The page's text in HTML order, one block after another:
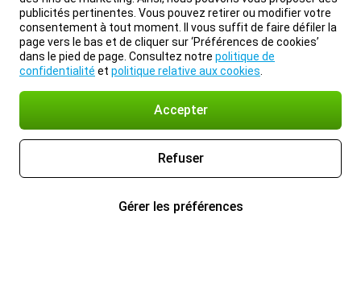
publicités pertinentes. Vous pouvez retirer ou modifier votre
consentement à tout moment. Il vous suffit de faire défiler la
page vers le bas et de cliquer sur ‘Préférences de cookies’
dans le pied de page. Consultez notre politique de
confidentialité et politique relative aux cookies
Accepter
Refuser
Gérer les préférences